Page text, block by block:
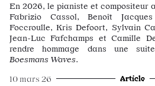
En 2026, le pianiste et compositeur
Fabrizio Cassol, Benoît
Foccroulle, Kris Defoort, Sylvain
Jean-Luc Fafchamps et Camille
rendre hommage dans une suite
Boesmans Waves.
10 mars 26 Article